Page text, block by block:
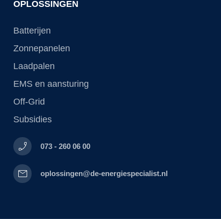
OPLOSSINGEN
Batterijen
Zonnepanelen
Laadpalen
EMS en aansturing
Off-Grid
Subsidies
phone_enabled 073 - 260 06 00
mail oplossingen@de-energiespecialist.nl